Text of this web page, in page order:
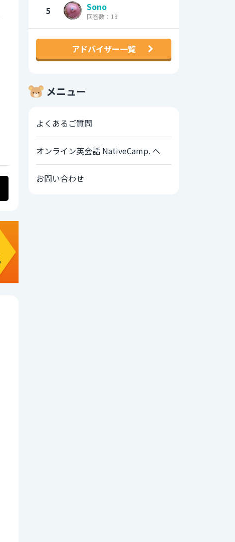
5 Sono
回答数：18
アドバイザー一覧
メニュー
よくあるご質問
オンライン英会話 NativeCamp. へ
お問い合わせ